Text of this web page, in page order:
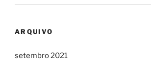
ARQUIVO
setembro 2021